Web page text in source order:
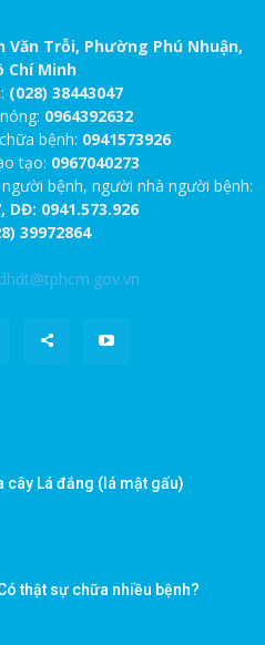
Văn Trỗi, Phường Phú Nhuận,
Chí Minh
(028) 38443047
0964392632
bệnh: 0941573926
tạo: 0967040273
bệnh, người nhà người bệnh:
DĐ: 0941.573.926
39972864
cây Lá đắng (lá mật gấu)
thật sự chữa nhiều bệnh?